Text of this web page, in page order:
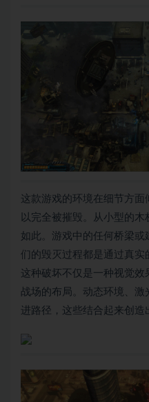
这款游戏的环境在细节方面
以完全被摧毁。从小型的
如此。游戏中的任何桥梁
们的毁灭过程都是通过真实
这种破坏不仅是一种视觉效
战场的布局。动态环境、
进路径，这些结合起来创造